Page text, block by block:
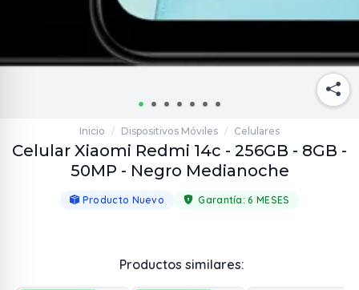
Inicio / Dispositivos Móviles / Celulares
Celular Xiaomi Redmi 14c - 256GB - 8GB -
50MP - Negro Medianoche
Producto Nuevo Garantía:6 MESES
Productos similares: